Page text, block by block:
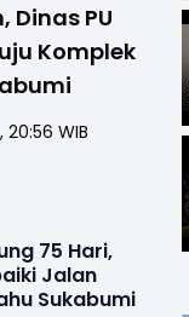
PU
Komplek
WIB
75 Hari,
Jalan
Sukabumi